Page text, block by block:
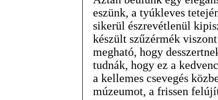
eszünk, a tyúkleves
sikerül észrevétlenül
készült szűzérmék
megható, hogy
tudnák, hogy ez a
a kellemes csevegés
múzeumot, a frissen